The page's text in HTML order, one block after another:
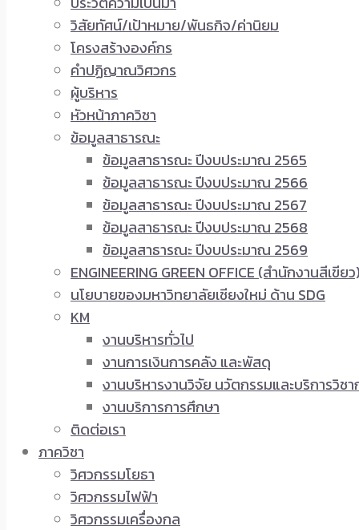
วิสัยทัศน์/เป้าหมาย/พันธกิจ/ค่านิยม
โครงสร้างองค์กร
คำปฏิญาณวิศวกร
ผู้บริหาร
หัวหน้าภาควิชา
ข้อมูลสาธารณะ
ข้อมูลสาธารณะ ปีงบประมาณ 2565
ข้อมูลสาธารณะ ปีงบประมาณ 2566
ข้อมูลสาธารณะ ปีงบประมาณ 2567
ข้อมูลสาธารณะ ปีงบประมาณ 2568
ข้อมูลสาธารณะ ปีงบประมาณ 2569
ENGINEERING GREEN OFFICE (สำนักงานสีเขีย
นโยบายของมหาวิทยาลัยเชียงใหม่ ด้าน SDG
KM
งานบริหารทั่วไป
งานการเงินการคลัง และพัสดุ
งานบริหารงานวิจัย นวัตกรรมและบริการวิชา
งานบริการการศึกษา
ติดต่อเรา
ภาควิชา
วิศวกรรมโยธา
วิศวกรรมไฟฟ้า
วิศวกรรมเครื่องกล